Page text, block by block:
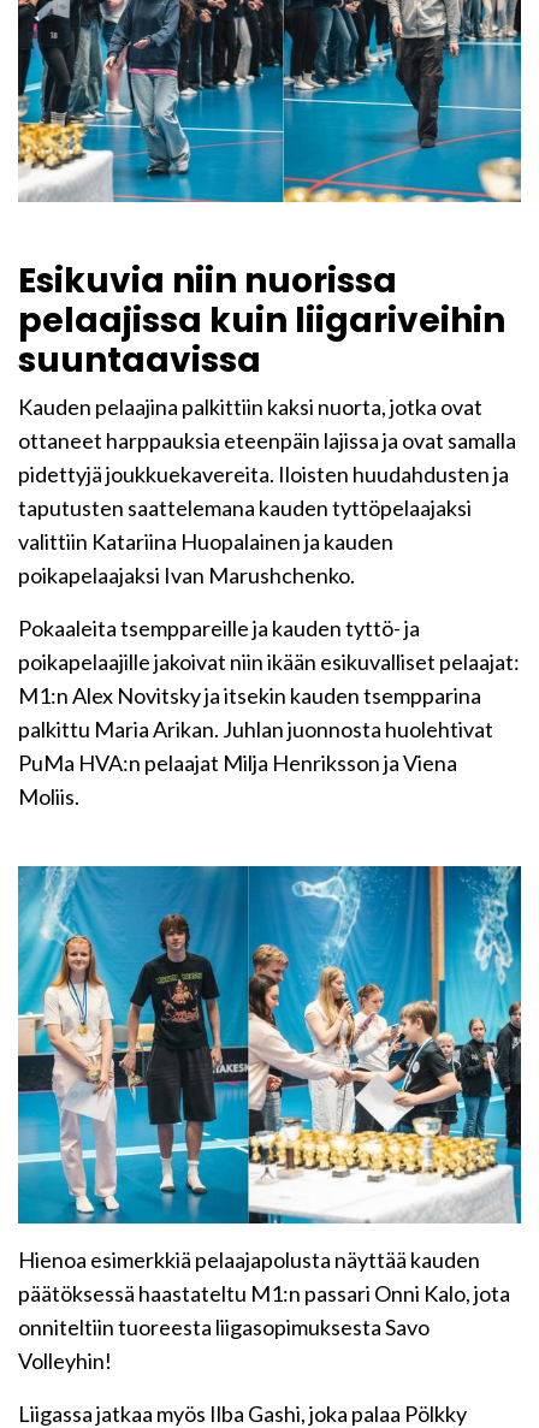
Esikuvia niin nuorissa
pelaajissa kuin liigariveihin
suuntaavissa
Kauden pelaajina palkittiin kaksi nuorta, jotka ovat
ottaneet harppauksia eteenpäin lajissa ja ovat samalla
pidettyjä joukkuekavereita. Iloisten huudahdusten ja
taputusten saattelemana kauden tyttöpelaajaksi
valittiin Katariina Huopalainen ja kauden
poikapelaajaksi Ivan Marushchenko.
Pokaaleita tsemppareille ja kauden tyttö- ja
poikapelaajille jakoivat niin ikään esikuvalliset pelaajat:
M1:n Alex Novitsky ja itsekin kauden tsempparina
palkittu Maria Arikan. Juhlan juonnosta huolehtivat
PuMa HVA:n pelaajat Milja Henriksson ja Viena
Moliis.
Hienoa esimerkkiä pelaajapolusta näyttää kauden
päätöksessä haastateltu M1:n passari Onni Kalo, jota
onniteltiin tuoreesta liigasopimuksesta Savo
Volleyhin!
Liigassa jatkaa myös Ilba Gashi, joka palaa Pölkky